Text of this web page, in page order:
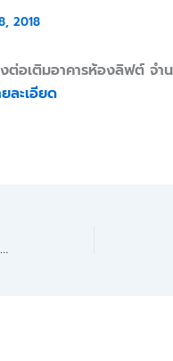
2018
งต่อเติมอาคารห้องลิฟต์ จ
ละเอียด
ร่วมแสดงความยินดีต้อนรับ นายเสถียร อุตวัต ในการเข้าร้ับตำแหน่ง